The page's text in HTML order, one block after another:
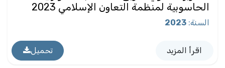
الحاسوبية لمنظمة التعاون الإسلامي 2023
السنة:
2023
اقرأ المزيد تحميل